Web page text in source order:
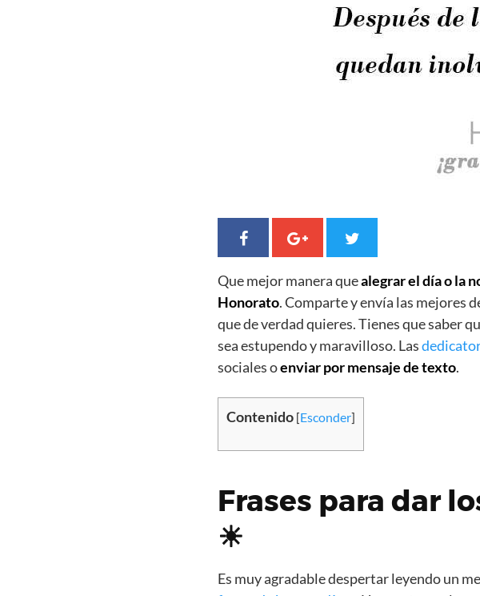
Que mejor manera quealegrar el día o la
Honorato. Comparte y envía las mejores
que de verdad quieres. Tienes que saber
sea estupendo y maravilloso. Las
sociales oenviar por mensaje de texto.
Contenido [Esconder]
Frases para dar
☀
Es muy agradable despertar leyendo un